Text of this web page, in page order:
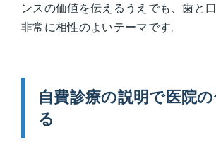
ンスの価値を伝えるうえでも、歯と
非常に相性のよいテーマです。
自費診療の説明で医院
る